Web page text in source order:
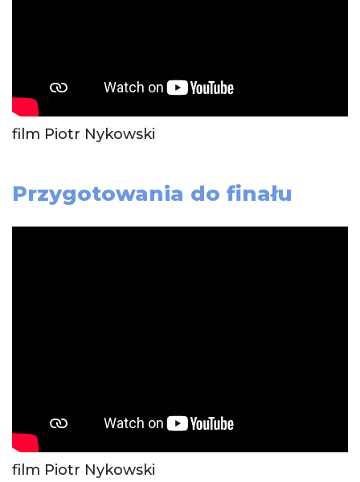
film Piotr Nykowski
Przygotowania do finału
film Piotr Nykowski